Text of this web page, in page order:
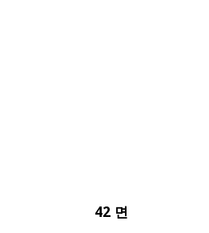
42 면